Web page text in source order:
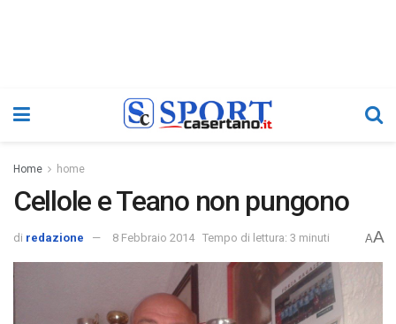
Home home
Cellole e Teano non pungono
di redazione 8 Febbraio 2014 Tempo di lettura: 3 minuti AA